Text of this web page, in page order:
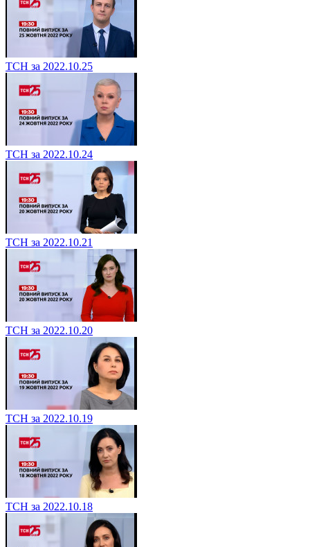
ТСН за 2022.10.25
ТСН за 2022.10.24
ТСН за 2022.10.21
ТСН за 2022.10.20
ТСН за 2022.10.19
ТСН за 2022.10.18